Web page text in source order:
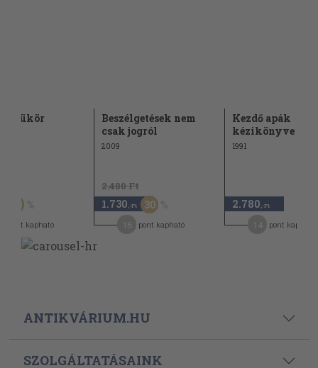
tükör
50
pont kapható
Beszélgetések nem
csak jogról
2009
2.480 Ft
1.730 ,-Ft 30
pont kapható
Kezdő apák
kézikönyve
1991
2.780 ,-Ft
pont kapható
ANTIKVÁRIUM.HU
SZOLGÁLTATÁSAINK